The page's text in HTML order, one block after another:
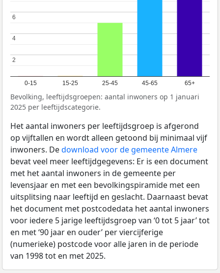
0-15 15-25 25-45 45-65 65+
2
2
4
4
6
6
Bevolking, leeftijdsgroepen: aantal inwoners op 1 januari
2025 per leeftijdscategorie.
Het aantal inwoners per leeftijdsgroep is afgerond
op vijftallen en wordt alleen getoond bij minimaal vijf
inwoners. Dedownload voor de gemeente Almere
bevat veel meer leeftijdgegevens: Er is een document
met het aantal inwoners in de gemeente per
levensjaar en met een bevolkingspiramide met een
uitsplitsing naar leeftijd en geslacht. Daarnaast bevat
het document met postcodedata het aantal inwoners
voor iedere 5 jarige leeftijdsgroep van ‘0 tot 5 jaar’ tot
en met ‘90 jaar en ouder’ per viercijferige
(numerieke) postcode voor alle jaren in de periode
van 1998 tot en met 2025.